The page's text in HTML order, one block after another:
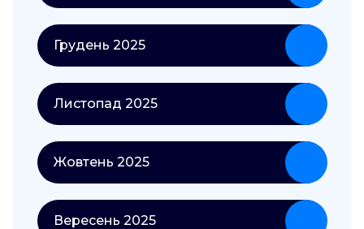
Грудень 2025
Листопад 2025
Жовтень 2025
Вересень 2025